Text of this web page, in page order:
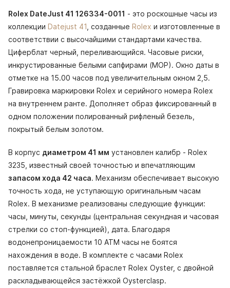
Rolex DateJust 41 126334-0011 - это роскошные часы из
коллекции Datejust 41 , созданные Rolex и изготовленные в
соответствии с высочайшими стандартами качества.
Циферблат черный, переливающийся. Часовые риски,
инкрустированные белыми сапфирами (МОР). Окно даты в
отметке на 15.00 часов под увеличительным окном 2,5.
Гравировка маркировки Rolex и серийного номера Rolex
на внутреннем ранте. Дополняет образ фиксированный в
одном положении полированный рифленый безель,
покрытый белым золотом.
В корпус диаметром 41 мм установлен калибр - Rolex
3235, известный своей точностью и впечатляющим
запасом хода 42 часа. Механизм обеспечивает высокую
точность хода, не уступающую оригинальным часам
Rolex. В механизме реализованы следующие функции:
часы, минуты, секунды (центральная секундная и часовая
стрелки со стоп-функцией), дата. Благодаря
водонепроницаемости 10 АТМ часы не боятся
нахождения в воде. В комплекте с часами Rolex
поставляется стальной браслет Rolex Oyster, с двойной
раскладывающейся застёжкой Oysterclasp.